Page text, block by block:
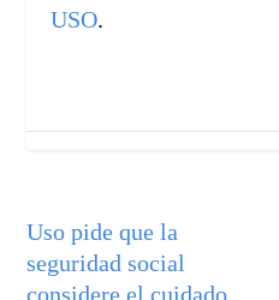
USO.
Uso pide que la
seguridad social
considere el cuidado